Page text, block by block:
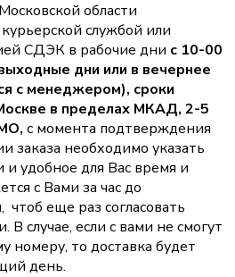
области
службой или
СДЭК в рабочие дни с 10-00
дни или в вечернее
с менеджером), сроки
в пределах МКАД, 2-5
с момента подтверждения
заказа необходимо указать
и удобное для Вас время и
с Вами за час до
еще раз согласовать
В случае, если с вами не смогут
номеру, то доставка будет
день.